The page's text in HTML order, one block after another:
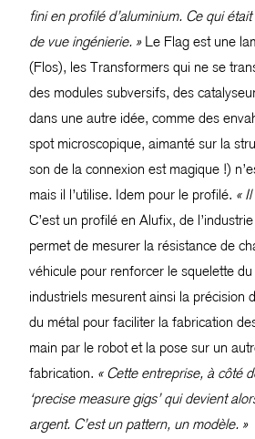
fini en profilé d’aluminium. Ce qui
de vue ingénierie. »Le Flag est une
(Flos), les Transformers qui ne se
des modules subversifs, des
dans une autre idée, comme des
spot microscopique, aimanté sur la
son de la connexion est magique !)
mais il l’utilise. Idem pour le profilé. «
C’est un profilé en Alufix, de
permet de mesurer la résistance de
véhicule pour renforcer le squelette
industriels mesurent ainsi la précision
du métal pour faciliter la fabrication
main par le robot et la pose sur un
fabrication. « Cette entreprise, à côté
‘precise measure gigs’ qui devient
argent. C’est un pattern, un modèle. »